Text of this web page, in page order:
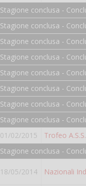
Stagione conclusa -
Stagione conclusa -
Stagione conclusa -
Stagione conclusa -
Stagione conclusa -
Stagione conclusa -
Stagione conclusa -
Stagione conclusa -
01/02/2015
Trofeo
Stagione conclusa -
18/05/2014 Nazionali